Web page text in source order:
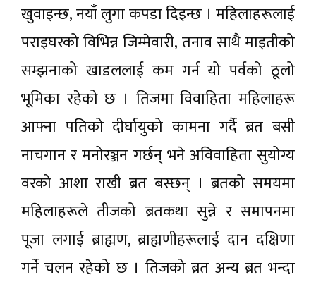
खुवाइन्छ, नयाँ लुगा कपडा दिइन्छ । महिलाहरूलाई
पराइघरको विभिन्न जिम्मेवारी, तनाव साथै माइतीको
सम्झनाको खाडललाई कम गर्न यो पर्वको ठूलो
भूमिका रहेको छ । तिजमा विवाहिता महिलाहरू
आफ्ना पतिको दीर्घायुको कामना गर्दै ब्रत बसी
नाचगान र मनोरञ्जन गर्छन् भने अविवाहिता सुयोग्य
वरको आशा राखी ब्रत बस्छन् । ब्रतको समयमा
महिलाहरूले तीजको ब्रतकथा सुन्ने र समापनमा
पूजा लगाई ब्राह्मण, ब्राह्मणीहरूलाई दान दक्षिणा
गर्ने चलन रहेको छ । तिजको ब्रत अन्य ब्रत भन्दा